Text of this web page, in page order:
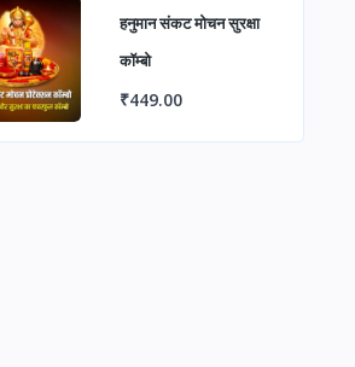
हनुमान संकट मोचन सुरक्षा
कॉम्बो
₹449.00